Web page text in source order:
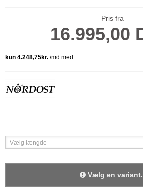
Pris fra
16.995,00
Vælg længde
Vælg en